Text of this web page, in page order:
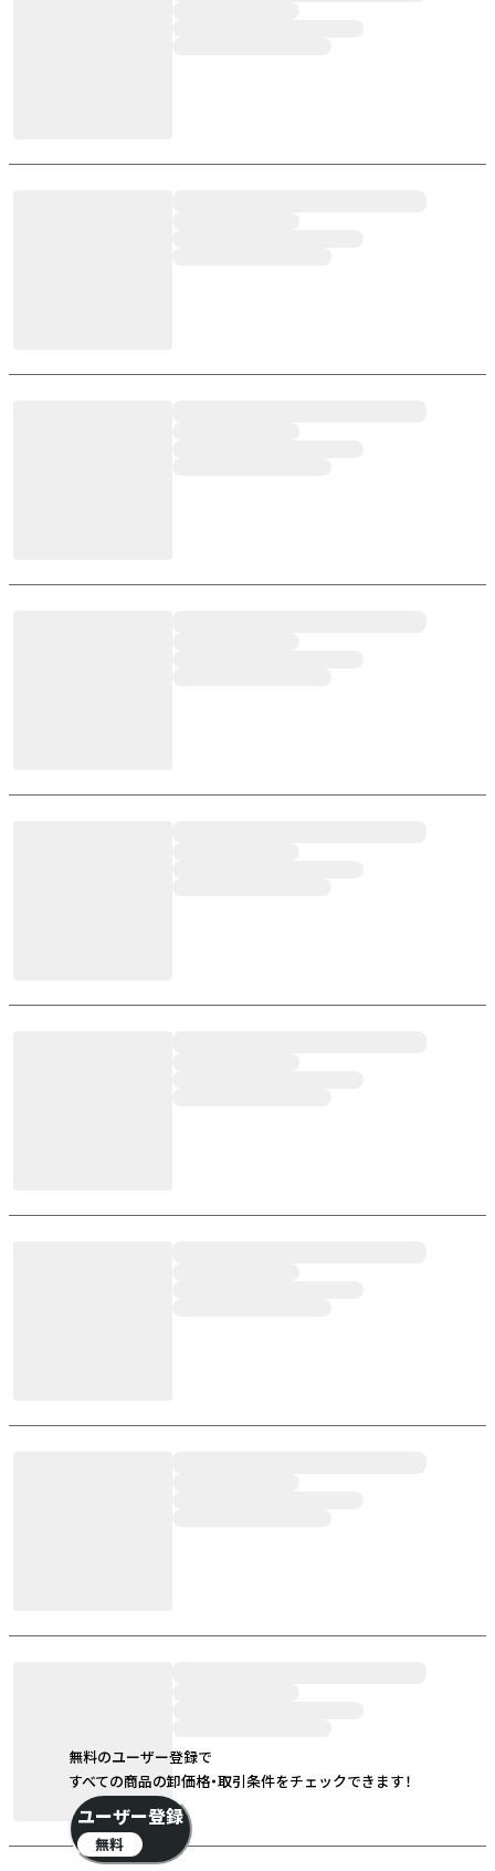
無料のユーザー登録で
すべての商品の卸価格・取引条件をチェックできます！
ユーザー登録
無料